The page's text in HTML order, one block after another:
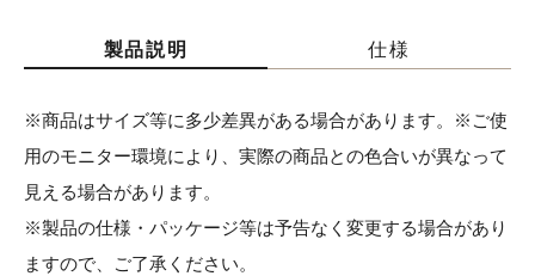
製品説明 仕様
※商品はサイズ等に多少差異がある場合があります。※ご使
用のモニター環境により、実際の商品との色合いが異なって
見える場合があります。
※製品の仕様・パッケージ等は予告なく変更する場合があり
ますので、ご了承ください。